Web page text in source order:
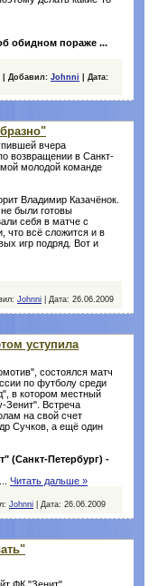
обидном пораже ...
Добавил: Johnni
Дата:
вчера
возвращении в Санкт-
молодой команде
Владимир Казачёнок.
были готовы
себя в матче с
что всё сложится и в
игр подряд. Вот и
Johnni Дата: 26.06.2009
уступила
состоялся матч
по футболу среди
в котором местный
Зенит". Встреча
на свой счет
Сучков, а ещё один
(Санкт-Петербург) -
Читать дальше »
Johnni Дата: 26.06.2009